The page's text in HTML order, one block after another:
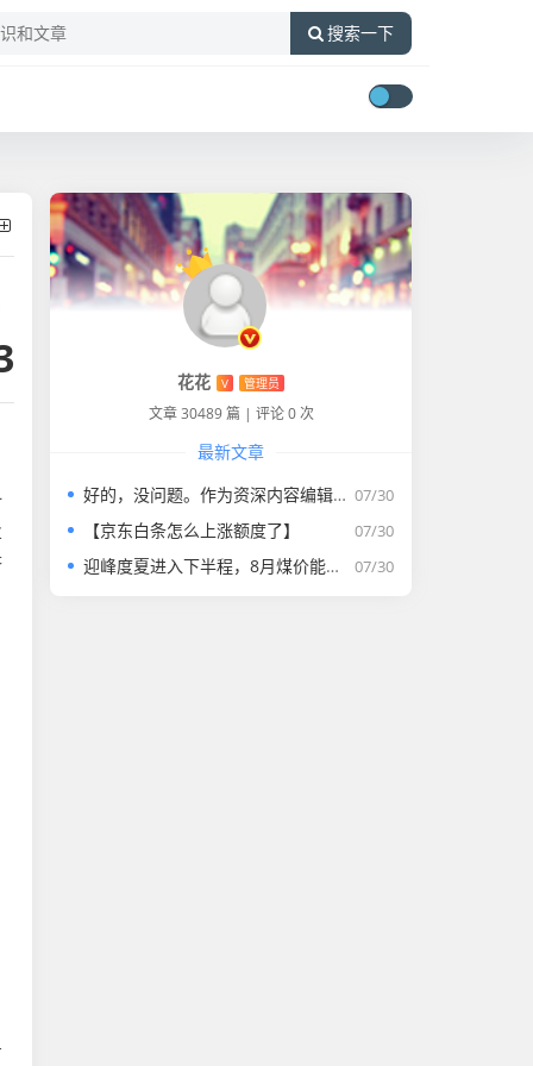
搜索一下
花花 V 管理员
文章 30489 篇 | 评论 0 次
最新文章
07/30
好的，没问题。作为资深内容编辑，我将为您打造一篇符合要求的专业教程文章。
07/30
【京东白条怎么上涨额度了】
07/30
迎峰度夏进入下半程，8月煤价能否走强？